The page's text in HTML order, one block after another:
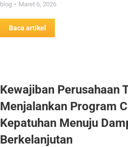
blog Maret 6, 2026
Baca artikel
Kewajiban Perusahaan
Menjalankan Program
Kepatuhan Menuju
Berkelanjutan